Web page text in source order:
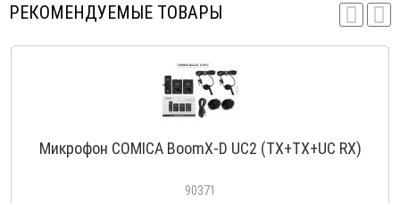
РЕКОМЕНДУЕМЫЕ ТОВАРЫ
Микрофон COMICA BoomX-D UC2 (TX+TX+UC RX)
90371